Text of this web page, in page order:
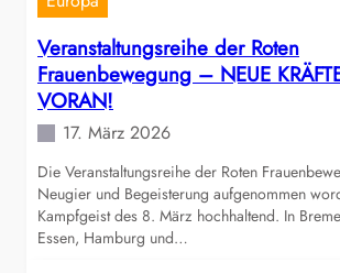
Veranstaltungsreihe der Roten
Frauenbewegung – NEUE
VORAN!
17. März 2026
Die Veranstaltungsreihe der Roten
Neugier und Begeisterung aufgenommen
Kampfgeist des 8. März hochhaltend. In
Essen, Hamburg und…